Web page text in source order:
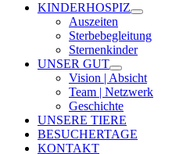
KINDERHOSPIZ
Auszeiten
Sterbebegleitung
Sternenkinder
UNSER GUT
Vision | Absicht
Team | Netzwerk
Geschichte
UNSERE TIERE
BESUCHERTAGE
KONTAKT